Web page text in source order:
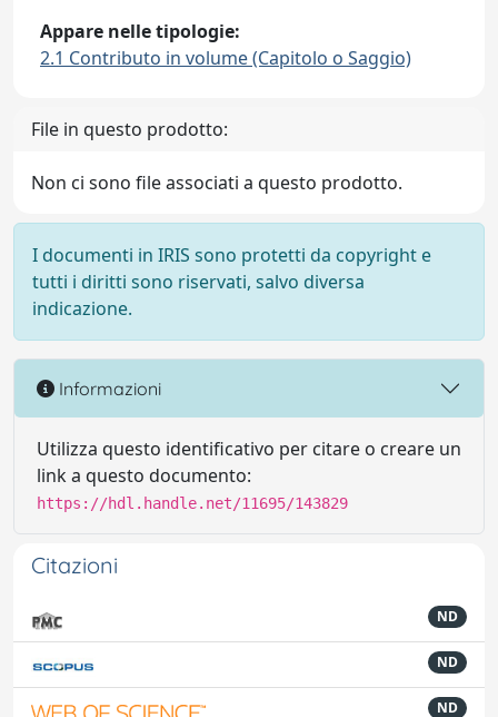
Appare nelle tipologie:
2.1 Contributo in volume (Capitolo o Saggio)
File in questo prodotto:
Non ci sono file associati a questo prodotto.
I documenti in IRIS sono protetti da copyright e
tutti i diritti sono riservati, salvo diversa
indicazione.
Informazioni
Utilizza questo identificativo per citare o creare un
link a questo documento:
https://hdl.handle.net/11695/143829
Citazioni
ND
ND
ND